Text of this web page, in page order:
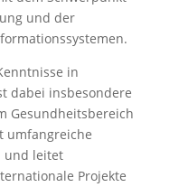
und der
in
dabei insbesondere
Gesundheitsbereich
umfangreiche
und leitet
Projekte